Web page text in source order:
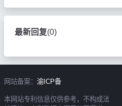
最新回复(0)
网站备案： 渝ICP备
本网站专利信息仅供参考，不构成法